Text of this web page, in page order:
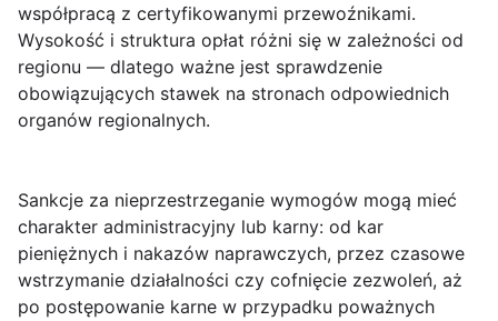
współpracą z certyfikowanymi przewoźnikami.
Wysokość i struktura opłat różni się w zależności od
regionu — dlatego ważne jest sprawdzenie
obowiązujących stawek na stronach odpowiednich
organów regionalnych.
Sankcje za nieprzestrzeganie wymogów mogą mieć
charakter administracyjny lub karny: od kar
pieniężnych i nakazów naprawczych, przez czasowe
wstrzymanie działalności czy cofnięcie zezwoleń, aż
po postępowanie karne w przypadku poważnych